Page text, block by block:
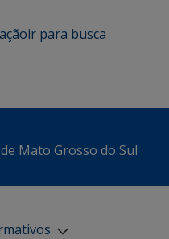
ir para busca
Mato Grosso do Sul